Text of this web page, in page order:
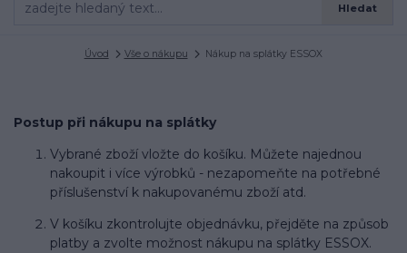
Hledat
Úvod Vše o nákupu Nákup na splátky ESSOX
Postup při nákupu na splátky
Vybrané zboží vložte do košíku. Můžete najednou
nakoupit i více výrobků - nezapomeňte na potřebné
příslušenství k nakupovanému zboží atd.
V košíku zkontrolujte objednávku, přejděte na způsob
platby a zvolte možnost nákupu na splátky ESSOX.